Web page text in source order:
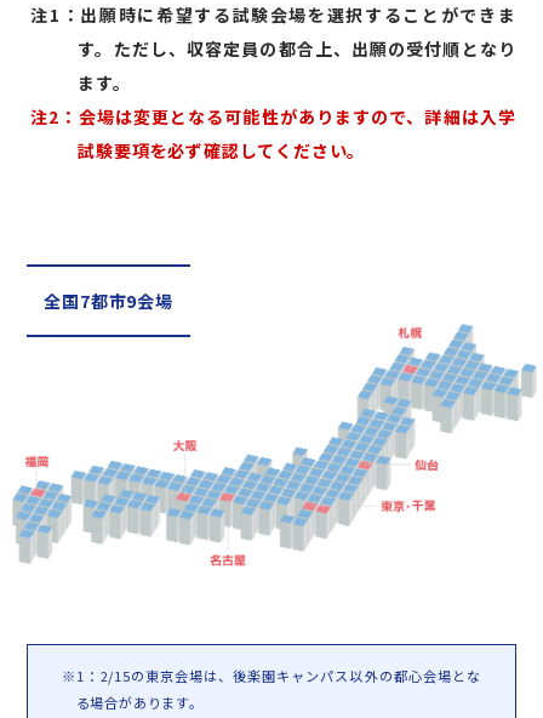
注1：出願時に希望する試験会場を選択することができま
す。ただし、収容定員の都合上、出願の受付順となり
ます。
注2：会場は変更となる可能性がありますので、詳細は入学
試験要項を必ず確認してください。
全国7都市9会場
※1：2/15の東京会場は、後楽園キャンパス以外の都心会場とな
る場合があります。